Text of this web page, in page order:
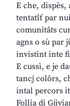
E che,
tentatîf par
comunitâts
agns o sù par
invistint inte
E cussì, e je
tancj colôrs,
intal percors
Follia di